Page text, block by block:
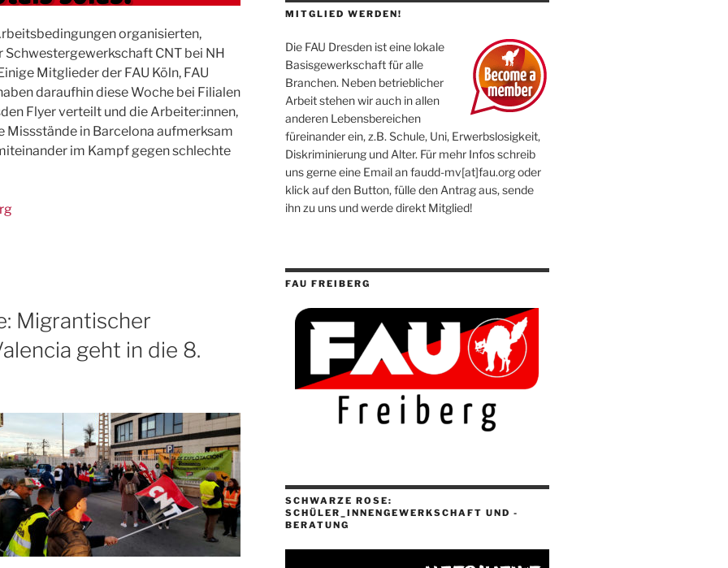
organisierten,
CNT bei NH
Mitglieder der FAU Köln, FAU
daraufhin diese Woche bei Filialen
Flyer verteilt und die Arbeiter:innen,
Missstände in Barcelona aufmerksam
im Kampf gegen schlechte
Migrantischer
geht in die 8.
MITGLIED WERDEN!
Die FAU Dresden ist eine lokale
Basisgewerkschaft für alle
Branchen. Neben betrieblicher
Arbeit stehen wir auch in allen
anderen Lebensbereichen
füreinander ein, z.B. Schule, Uni, Erwerbslosigkeit,
Diskriminierung und Alter. Für mehr Infos schreib
uns gerne eine Email an faudd-mv[at]fau.org oder
klick auf den Button, fülle den Antrag aus, sende
ihn zu uns und werde direkt Mitglied!
FAU FREIBERG
SCHWARZE ROSE:
SCHÜLER_INNENGEWERKSCHAFT UND -
BERATUNG